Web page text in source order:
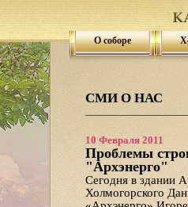
О соборе
СМИ О НАС
10 Февраля 2011
Проблемы
"Архэнерго"
Сегодня в здании
Холмогорского